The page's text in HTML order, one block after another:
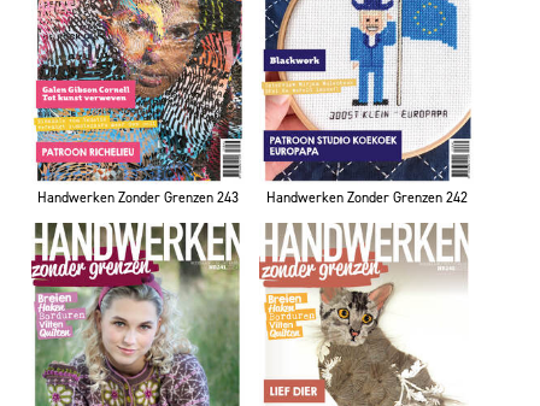
Handwerken Zonder Grenzen 243 Handwerken Zonder Grenzen 242